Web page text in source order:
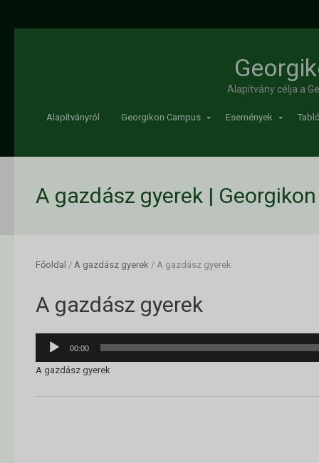
Alapítvány célja a
Alapítványról Georgikon Campus Események
A gazdász gyerek |
Főoldal / A gazdász gyerek / A gazdász gyerek
A gazdász gyerek
Audió
00:00
A gazdász gyerek